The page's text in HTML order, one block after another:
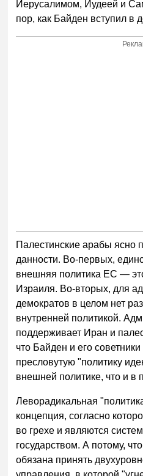
Иерусалимом, Иудеей и
пор, как Байден вступил в
Палестинские арабы ясно
данности. Во-первых,
внешняя политика ЕС —
Израиля. Во-вторых, для
демократов в целом нет
внутренней политикой.
поддерживает Иран и
что Байден и его
пресловутую "политику
внешней политике, что и в
Леворадикальная
концепция, согласно
во грехе и являются
государством. А потому,
обязана принять